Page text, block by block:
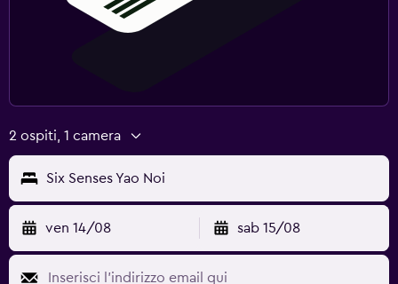
2 ospiti, 1 camera
Six Senses Yao Noi
ven 14/08 sab 15/08